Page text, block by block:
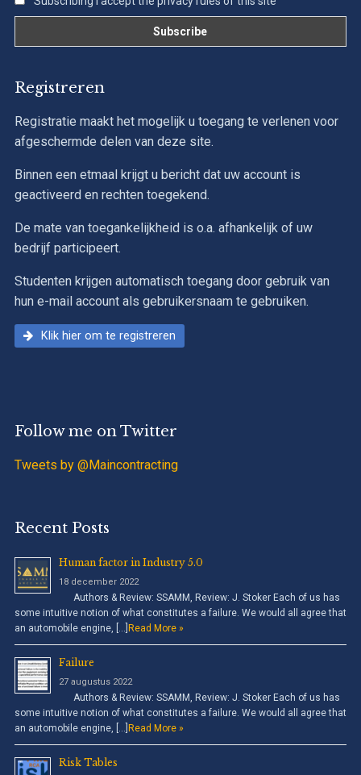
Registreren
Registratie maakt het mogelijk u toegang te verlenen voor
afgeschermde delen van deze site.
Binnen een etmaal krijgt u bericht dat uw account is
geactiveerd en rechten toegekend.
De mate van toegankelijkheid is o.a. afhankelijk of uw
bedrijf participeert.
Studenten krijgen automatisch toegang door gebruik van
hun e-mail account als gebruikersnaam te gebruiken.
Klik hier om te registreren
Follow me on Twitter
Tweets by @Maincontracting
Recent Posts
Human factor in Industry 5.0
18 december 2022
Authors & Review: SSAMM, Review: J. Stoker Each of us has
some intuitive notion of what constitutes a failure. We would all agree that
an automobile engine, […] Read More »
Failure
27 augustus 2022
Authors & Review: SSAMM, Review: J. Stoker Each of us has
some intuitive notion of what constitutes a failure. We would all agree that
an automobile engine, […] Read More »
Risk Tables